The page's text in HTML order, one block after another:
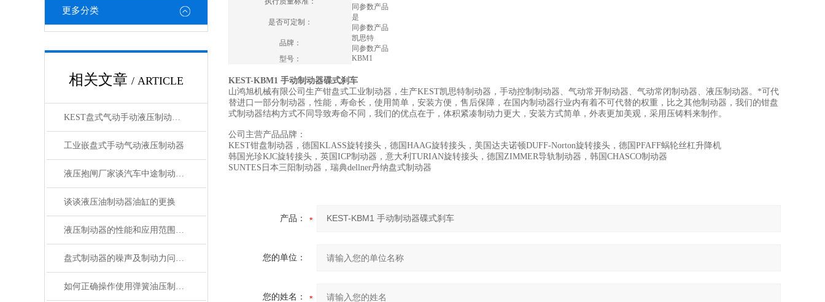
更多分类
相关文章 / ARTICLE
KEST盘式气动手动液压制动器型号大全
工业嵌盘式手动气动液压制动器
液压抱闸厂家谈汽车中途制动抱闸故障及解决
谈谈液压油制动器油缸的更换
液压制动器的性能和应用范围还将不断拓展和*
盘式制动器的噪声及制动力问题处理
如何正确操作使用弹簧油压制动器刹车？
同参数产品
是否可定制：
是
同参数产品
品牌：
凯思特
同参数产品
型号：
KBM1
KEST-KBM1 手动制动器碟式刹车
山鸿旭机械有限公司生产钳盘式工业制动器，生产KEST凯思特制动器，手动控制制动器、气动常开制动器、气动常闭制动器、液压制动器。*可代
替进口一部分制动器，性能，寿命长，使用简单，安装方便，售后保障，在国内制动器行业内有着不可代替的权重，比之其他制动器，我们的钳盘
式制动器结构方式不同导致寿命不同，我们的优点在于，体积紧凑制动力更大，安装方式简单，外表更加美观，采用压铸料来制作。
公司主营产品品牌：
KEST钳盘制动器，德国KLASS旋转接头，德国HAAG旋转接头，美国达夫诺顿DUFF-Norton旋转接头，德国PFAFF蜗轮丝杠升降机
韩国光珍KJC旋转接头，英国ICP制动器，意大利TURIAN旋转接头，德国ZIMMER导轨制动器，韩国CHASCO制动器
SUNTES日本三阳制动器，瑞典dellner丹纳盘式制动器
产品：
您的单位：
您的姓名：